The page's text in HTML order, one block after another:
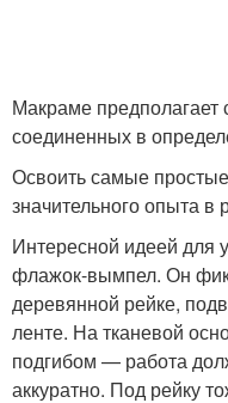
Макраме предполагает
соединенных в
Освоить самые
значительного опыта в
Интересной идеей для
флажок-вымпел. Он
деревянной рейке,
ленте. На тканевой
подгибом — работа
аккуратно. Под рейку